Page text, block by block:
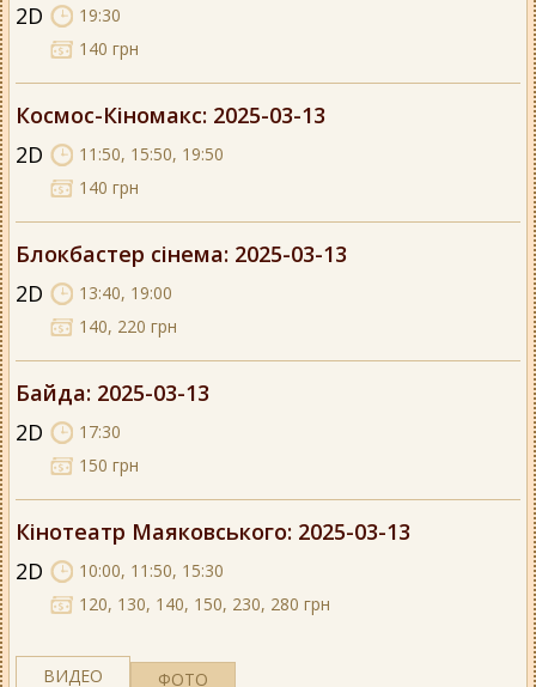
2D
19:30
140 грн
Космос-Кіномакс: 2025-03-13
2D
11:50, 15:50, 19:50
140 грн
Блокбастер сінема: 2025-03-13
2D
13:40, 19:00
140, 220 грн
Байда: 2025-03-13
2D
17:30
150 грн
Кінотеатр Маяковського: 2025-03-13
2D
10:00, 11:50, 15:30
120, 130, 140, 150, 230, 280 грн
ВИДЕО ФОТО